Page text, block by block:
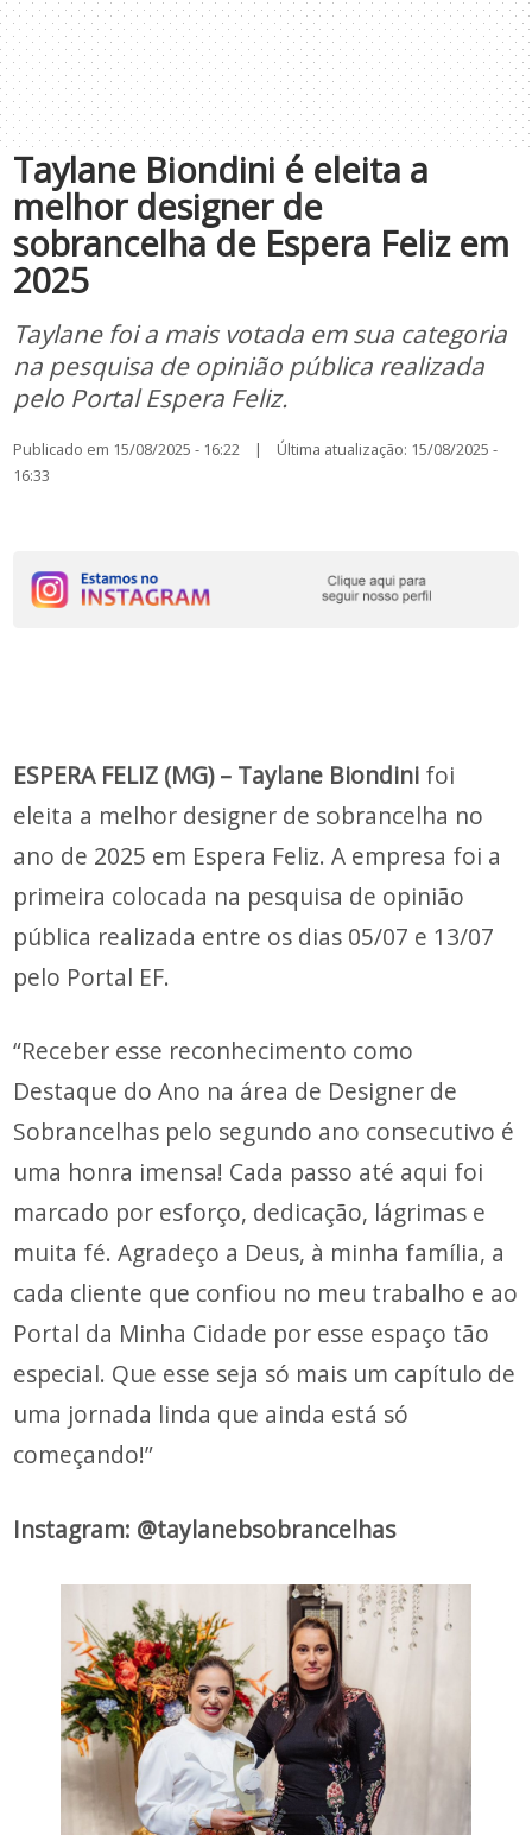
Taylane Biondini é eleita a
melhor designer de
sobrancelha de Espera Feliz em
2025
Taylane foi a mais votada em sua categoria
na pesquisa de opinião pública realizada
pelo Portal Espera Feliz.
Publicado em 15/08/2025 - 16:22 | Última atualização: 15/08/2025 -
16:33
ESPERA FELIZ (MG) – Taylane Biondini foi
eleita a melhor designer de sobrancelha no
ano de 2025 em Espera Feliz. A empresa foi a
primeira colocada na pesquisa de opinião
pública realizada entre os dias 05/07 e 13/07
pelo Portal EF.
“Receber esse reconhecimento como
Destaque do Ano na área de Designer de
Sobrancelhas pelo segundo ano consecutivo é
uma honra imensa! Cada passo até aqui foi
marcado por esforço, dedicação, lágrimas e
muita fé. Agradeço a Deus, à minha família, a
cada cliente que confiou no meu trabalho e ao
Portal da Minha Cidade por esse espaço tão
especial. Que esse seja só mais um capítulo de
uma jornada linda que ainda está só
começando!”
Instagram: @taylanebsobrancelhas